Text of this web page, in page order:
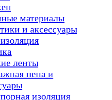
материалы
и аксессуары
ленты
пена и
изоляция